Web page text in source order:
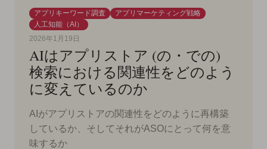
アプリキーワード調査
アプリマーケティング戦略
人工知能（AI）
2026年1月19日
AIはアプリストア (の・での)
検索における関連性をどのよう
に変えているのか
AIがアプリストアの関連性をどのように再構築
しているか、そしてそれがASOにとって何を意
味するか